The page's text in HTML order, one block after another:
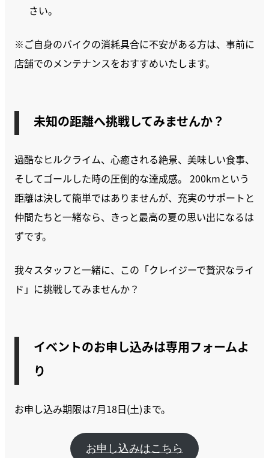
さい。
※ご自身のバイクの消耗具合に不安がある方は、事前に
店舗でのメンテナンスをおすすめいたします。
未知の距離へ挑戦してみませんか？
過酷なヒルクライム、心癒される絶景、美味しい食事、
そしてゴールした時の圧倒的な達成感。 200kmという
距離は決して簡単ではありませんが、充実のサポートと
仲間たちと一緒なら、きっと最高の夏の思い出になるは
ずです。
我々スタッフと一緒に、この「クレイジーで贅沢なライ
ド」に挑戦してみませんか？
イベントのお申し込みは専用フォームよ
り
お申し込み期限は7月18日(土)まで。
お申し込みはこちら